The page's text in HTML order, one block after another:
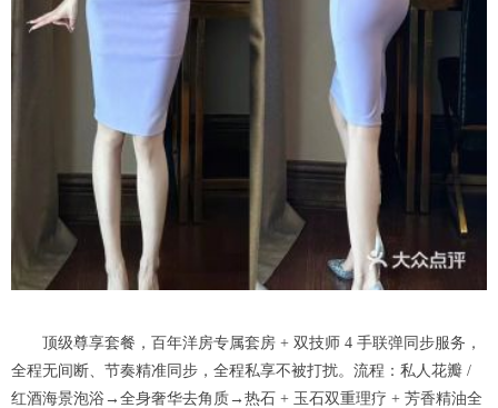
顶级尊享套餐，百年洋房专属套房 + 双技师 4 手联弹同步服务，
全程无间断、节奏精准同步，全程私享不被打扰。流程：私人花瓣 /
红酒海景泡浴→全身奢华去角质→热石 + 玉石双重理疗 + 芳香精油全